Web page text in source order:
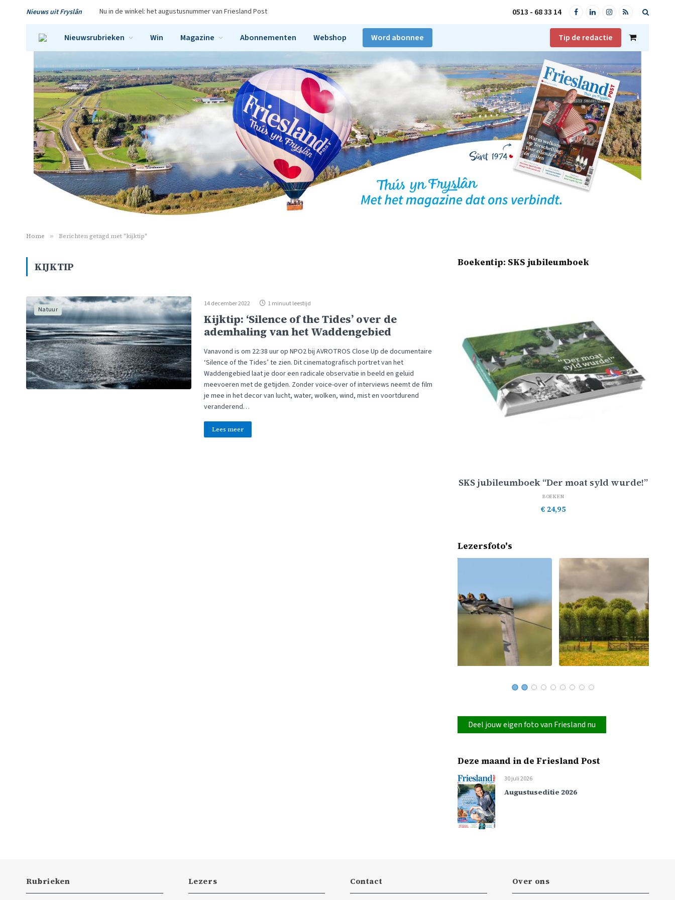
Nieuws uit Fryslân Nu in de winkel: het augustusnummer van Friesland Post 0513 - 68 33 14 FacebookLinkedInInstagram
RSS
Nieuwsrubrieken Win Magazine Abonnementen Webshop Word abonnee Tip de redactie
Shopping
Cart
Home » Berichten getagd met "kijktip"
KIJKTIP
Natuur
14 december 2022 1 minuut leestijd
Kijktip: ‘Silence of the Tides’ over de
ademhaling van het Waddengebied
Vanavond is om 22:38 uur op NPO2 bij AVROTROS Close Up de documentaire
‘Silence of the Tides’ te zien. Dit cinematografisch portret van het
Waddengebied laat je door een radicale observatie in beeld en geluid
meevoeren met de getijden. Zonder voice-over of interviews neemt de film
je mee in het decor van lucht, water, wolken, wind, mist en voortdurend
veranderend…
Lees meer
Boekentip: SKS jubileumboek
SKS jubileumboek “Der moat syld wurde!”
BOEKEN
€ 24,95
Lezersfoto's
Deel jouw eigen foto van Friesland nu
Deze maand in de Friesland Post
30 juli 2026
Augustuseditie 2026
Rubrieken Lezers Contact Over ons